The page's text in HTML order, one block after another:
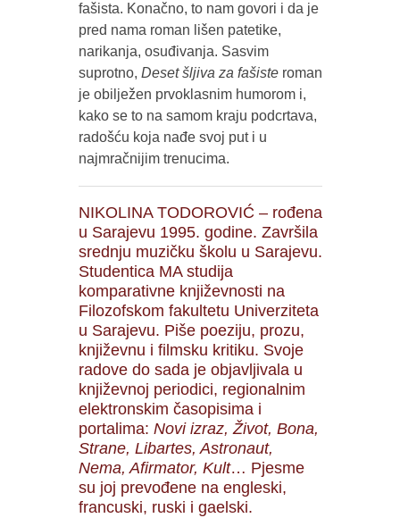
fašista. Konačno, to nam govori i da je
pred nama roman lišen patetike,
narikanja, osuđivanja. Sasvim
suprotno, Deset šljiva za fašisteroman
je obilježen prvoklasnim humorom i,
kako se to na samom kraju podcrtava,
radošću koja nađe svoj put i u
najmračnijim trenucima.
NIKOLINA TODOROVIĆ – rođena
u Sarajevu 1995. godine. Završila
srednju muzičku školu u Sarajevu.
Studentica MA studija
komparativne književnosti na
Filozofskom fakultetu Univerziteta
u Sarajevu. Piše poeziju, prozu,
književnu i filmsku kritiku. Svoje
radove do sada je objavljivala u
književnoj periodici, regionalnim
elektronskim časopisima i
portalima: Novi izraz, Život, Bona,
Strane, Libartes, Astronaut,
Nema, Afirmator, Kult… Pjesme
su joj prevođene na engleski,
francuski, ruski i gaelski.